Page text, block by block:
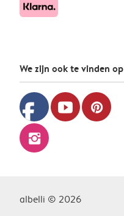
We zijn ook te vinden op
facebook youtube pinterest
instagram
albelli © 2026